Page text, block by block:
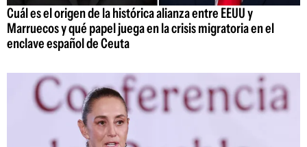
Cuál es el origen de la histórica alianza entre EEUU y
Marruecos y qué papel juega en la crisis migratoria en el
enclave español de Ceuta